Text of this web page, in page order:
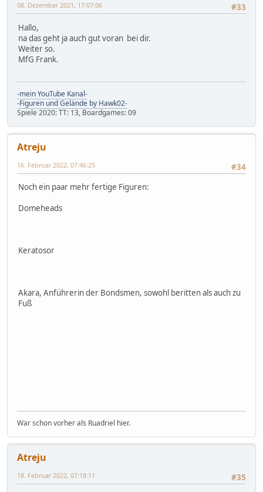
#33
08. Dezember 2021, 17:07:06
Hallo,
na das geht ja auch gut voran bei dir.
Weiter so.
MfG Frank.
-mein YouTube Kanal-
-Figuren und Gelände by Hawk02-
Spiele 2020: TT: 13, Boardgames: 09
Atreju
#34
16. Februar 2022, 07:46:25
Noch ein paar mehr fertige Figuren:
Domeheads
Keratosor
Akara, Anführerin der Bondsmen, sowohl beritten als auch zu
Fuß
War schon vorher als Ruadriel hier.
Atreju
#35
18. Februar 2022, 07:18:11